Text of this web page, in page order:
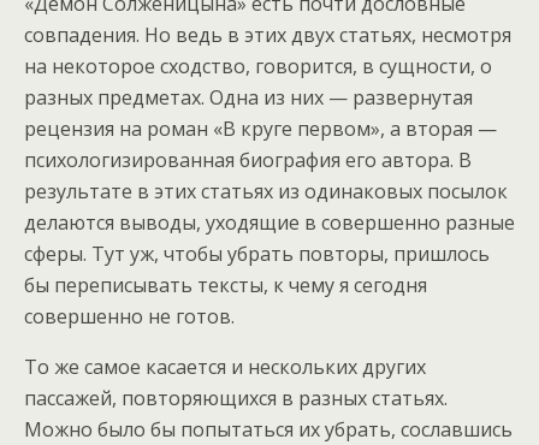
совпадения. Но ведь в этих двух статьях, несмотря
на некоторое сходство, говорится, в сущности, о
разных предметах. Одна из них — развернутая
рецензия на роман «В круге первом», а вторая —
психологизированная биография его автора. В
результате в этих статьях из одинаковых посылок
делаются выводы, уходящие в совершенно разные
сферы. Тут уж, чтобы убрать повторы, пришлось
бы переписывать тексты, к чему я сегодня
совершенно не готов.
То же самое касается и нескольких других
пассажей, повторяющихся в разных статьях.
Можно было бы попытаться их убрать, сославшись